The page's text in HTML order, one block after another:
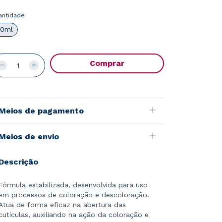
de pagamento
de envio
estabilizada, desenvolvida para uso
processos de coloração e descoloração.
de forma eficaz na abertura das
auxiliando na ação da coloração e